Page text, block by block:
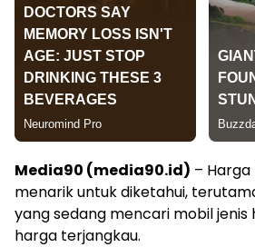
Media90 (media90.id) – Harga
menarik untuk diketahui,
yang sedang mencari mobil
harga terjangkau.